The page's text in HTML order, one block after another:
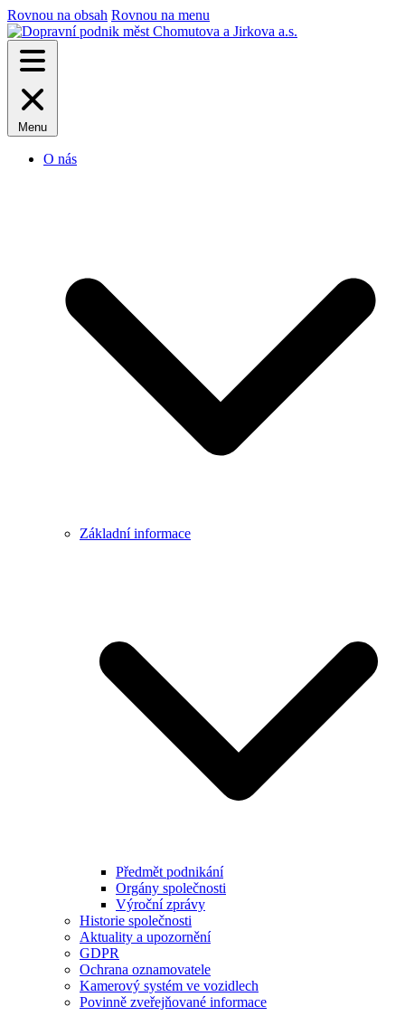
Rovnou na obsah Rovnou na menu
Menu
O nás
Základní informace
Předmět podnikání
Orgány společnosti
Výroční zprávy
Historie společnosti
Aktuality a upozornění
GDPR
Ochrana oznamovatele
Kamerový systém ve vozidlech
Povinně zveřejňované informace